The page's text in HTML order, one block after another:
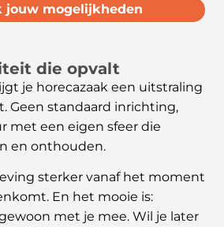
jouw mogelijkheden
die opvalt
je horecazaak een uitstraling
Geen standaard inrichting,
met een eigen sfeer die
en onthouden.
sterker vanaf het moment
En het mooie is:
met je mee. Wil je later